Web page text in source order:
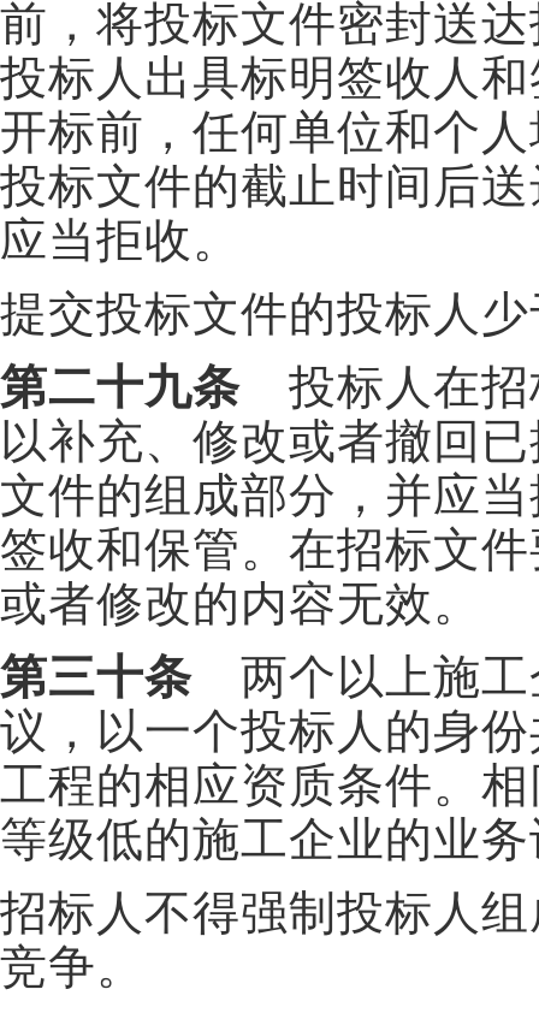
前，将投标文件密封送
投标人出具标明签收人
开标前，任何单位和个
投标文件的截止时间后
应当拒收。
提交投标文件的投标人
第二十九条 投标人在招
以补充、修改或者撤回
文件的组成部分，并应
签收和保管。在招标文
或者修改的内容无效。
第三十条 两个以上施工
议，以一个投标人的身
工程的相应资质条件。
等级低的施工企业的业
招标人不得强制投标人
竞争。